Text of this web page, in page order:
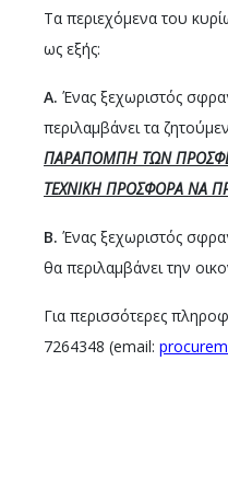
Τα περιεχόμενα του
ως εξής:
Α. Ένας ξεχωριστός
περιλαμβάνει τα
ΠΑΡΑΠΟΜΠΗ ΤΩΝ
ΤΕΧΝΙΚΗ ΠΡΟΣΦΟΡΑ ΝΑ
Β. Ένας ξεχωριστός
θα περιλαμβάνει την
Για περισσότερες
7264348 (email: